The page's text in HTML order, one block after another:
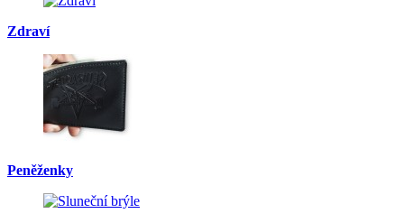
Zdraví
Peněženky